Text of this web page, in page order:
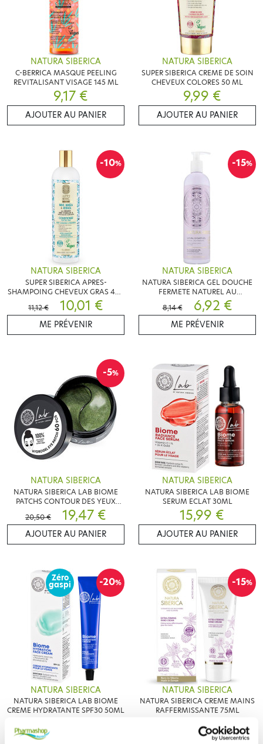
NATURA SIBERICA
C-BERRICA MASQUE PEELING
REVITALISANT VISAGE 145 ML
9,17 €
AJOUTER AU PANIER
NATURA SIBERICA
SUPER SIBERICA CREME DE SOIN
CHEVEUX COLORES 50 ML
9,99 €
AJOUTER AU PANIER
-10%
NATURA SIBERICA
SUPER SIBERICA APRES-
SHAMPOING CHEVEUX GRAS 400
ML
11,12 € 10,01 €
ME PRÉVENIR
-15%
NATURA SIBERICA
NATURA SIBERICA GEL DOUCHE
FERMETE NATUREL AU
GENEVRIER NOIR 400ML
8,14 € 6,92 €
ME PRÉVENIR
-5%
NATURA SIBERICA
NATURA SIBERICA LAB BIOME
PATCHS CONTOUR DES YEUX
EFFET LIFTING 60 PATCHS
20,50 € 19,47 €
AJOUTER AU PANIER
NATURA SIBERICA
NATURA SIBERICA LAB BIOME
SERUM ECLAT 30ML
15,99 €
AJOUTER AU PANIER
-20%
Zéro
gaspi
NATURA SIBERICA
NATURA SIBERICA LAB BIOME
CREME HYDRATANTE SPF30 50ML
22,12 €
-15%
NATURA SIBERICA
NATURA SIBERICA CREME MAINS
RAFFERMISSANTE 75ML
7,57 €